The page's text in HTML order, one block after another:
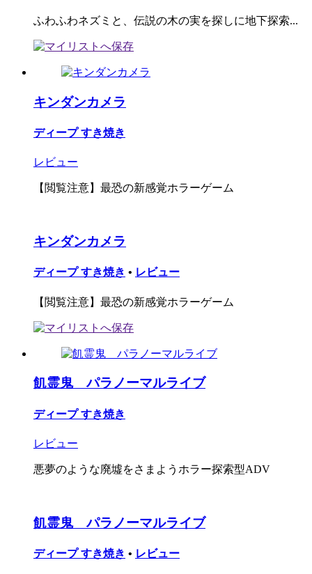
ふわふわネズミと、伝説の木の実を探しに地下探索...
キンダンカメラ
ディープ すき焼き
レビュー
【閲覧注意】最恐の新感覚ホラーゲーム
キンダンカメラ
ディープ すき焼き • レビュー
【閲覧注意】最恐の新感覚ホラーゲーム
飢霊鬼 パラノーマルライブ
ディープ すき焼き
レビュー
悪夢のような廃墟をさまようホラー探索型ADV
飢霊鬼 パラノーマルライブ
ディープ すき焼き • レビュー